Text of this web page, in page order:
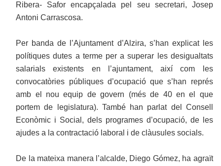
Ribera- Safor encapçalada pel seu secretari, Josep
Antoni Carrascosa.
Per banda de l’Ajuntament d’Alzira, s’han explicat les
polítiques dutes a terme per a superar les desigualtats
salarials existents en l’ajuntament, així com les
convocatòries públiques d’ocupació que s’han représ
amb el nou equip de govern (més de 40 en el que
portem de legislatura). També han parlat del Consell
Econòmic i Social, dels programes d’ocupació, de les
ajudes a la contractació laboral i de clàusules socials.
De la mateixa manera l’alcalde, Diego Gómez, ha agraït